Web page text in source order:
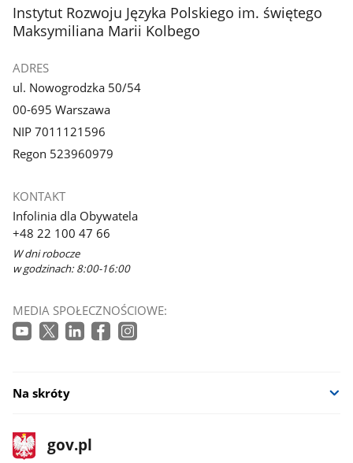
stopka
Instytut Rozwoju Języka Polskiego im. świętego
Maksymiliana Marii Kolbego
ADRES
ul. Nowogrodzka 50/54
00-695 Warszawa
NIP 7011121596
Regon 523960979
KONTAKT
Infolinia dla Obywatela
+48 22 100 47 66
W dni robocze
w godzinach: 8:00-16:00
MEDIA SPOŁECZNOŚCIOWE:
Na skróty
stopka
gov.pl
Strona
gov.pl